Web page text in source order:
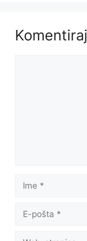
Komentiraj
pošta